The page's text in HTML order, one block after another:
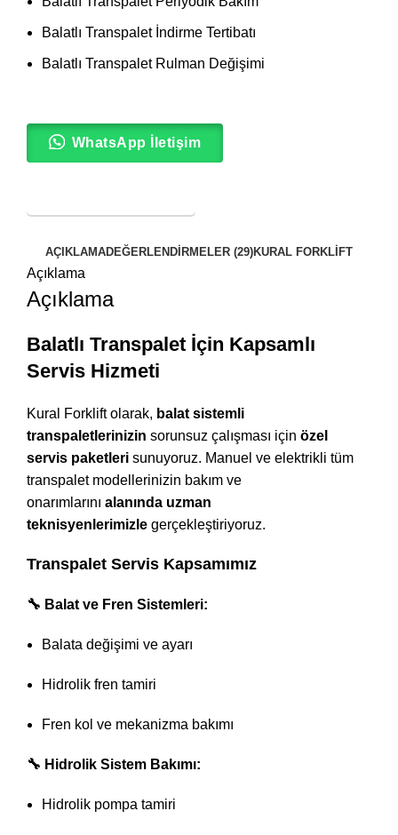
Balatlı Transpalet İndirme Tertibatı
Balatlı Transpalet Rulman Değişimi
WhatsApp İletişim
AÇIKLAMADEĞERLENDIRMELER (29)KURAL FORKLİFT
Açıklama
Açıklama
Balatlı Transpalet İçin Kapsamlı
Servis Hizmeti
Kural Forklift olarak, balat sistemli
transpaletlerinizin sorunsuz çalışması için özel
servis paketleri sunuyoruz. Manuel ve elektrikli tüm
transpalet modellerinizin bakım ve
onarımlarını alanında uzman
teknisyenlerimizle gerçekleştiriyoruz.
Transpalet Servis Kapsamımız
🔧 Balat ve Fren Sistemleri:
Balata değişimi ve ayarı
Hidrolik fren tamiri
Fren kol ve mekanizma bakımı
🔧 Hidrolik Sistem Bakımı:
Hidrolik pompa tamiri